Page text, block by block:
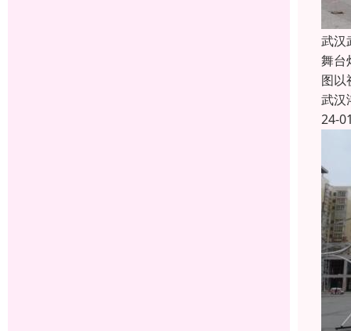
武汉
舞台
图以
武汉
24-